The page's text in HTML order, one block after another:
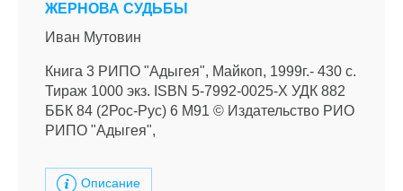
ЖЕРНОВА СУДЬБЫ
Иван Мутовин
Книга 3 РИПО "Адыгея", Майкоп, 1999г.- 430 с.
Тираж 1000 экз. ISBN 5-7992-0025-X УДК 882
ББК 84 (2Рос-Рус) 6 М91 © Издательство РИО
РИПО "Адыгея",
Описание